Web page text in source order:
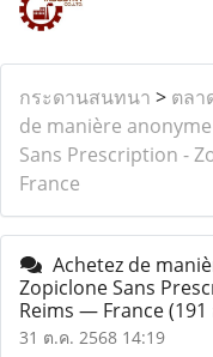
กระดานสนทนา > ตลา
de manière
Sans Prescription -
France
Achetez de
Zopiclone Sans
Reims — France(191
31 ต.ค. 2568 14:19